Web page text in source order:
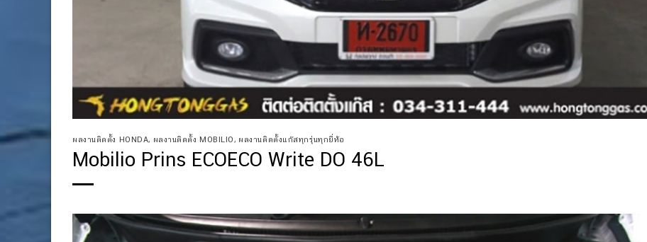
ผลงานติดตั้ง HONDA, ผลงานติดตั้ง MOBILIO , ผลงานติดตั้งแก๊สทุกรุ่นทุกยี่ห้อ
Mobilio Prins ECOECO Write DO 46L